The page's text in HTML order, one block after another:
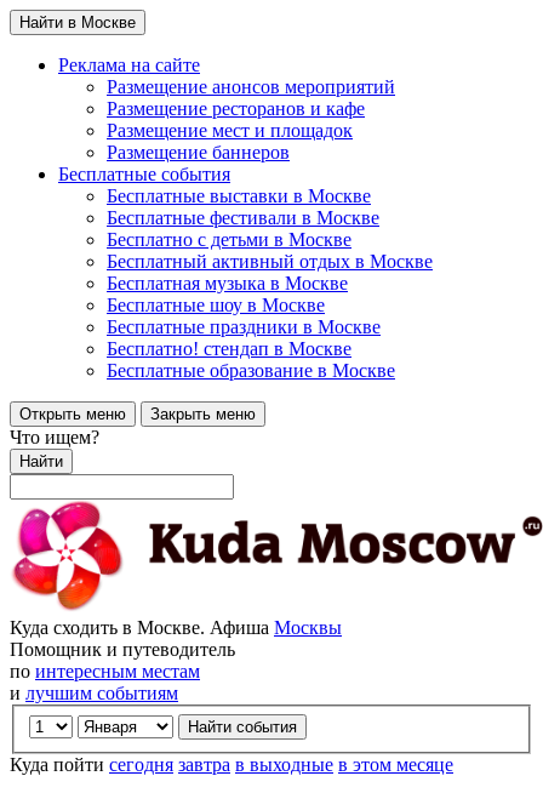
Найти в Москве
Реклама на сайте
Размещение анонсов мероприятий
Размещение ресторанов и кафе
Размещение мест и площадок
Размещение баннеров
Бесплатные события
Бесплатные выставки в Москве
Бесплатные фестивали в Москве
Бесплатно с детьми в Москве
Бесплатный активный отдых в Москве
Бесплатная музыка в Москве
Бесплатные шоу в Москве
Бесплатные праздники в Москве
Бесплатно! стендап в Москве
Бесплатные образование в Москве
Открыть меню Закрыть меню
Что ищем?
Найти
Куда сходить в Москве. Афиша Москвы
Помощник и путеводитель
по интересным местам
и лучшим событиям
Куда пойти сегодня завтра в выходные в этом месяце